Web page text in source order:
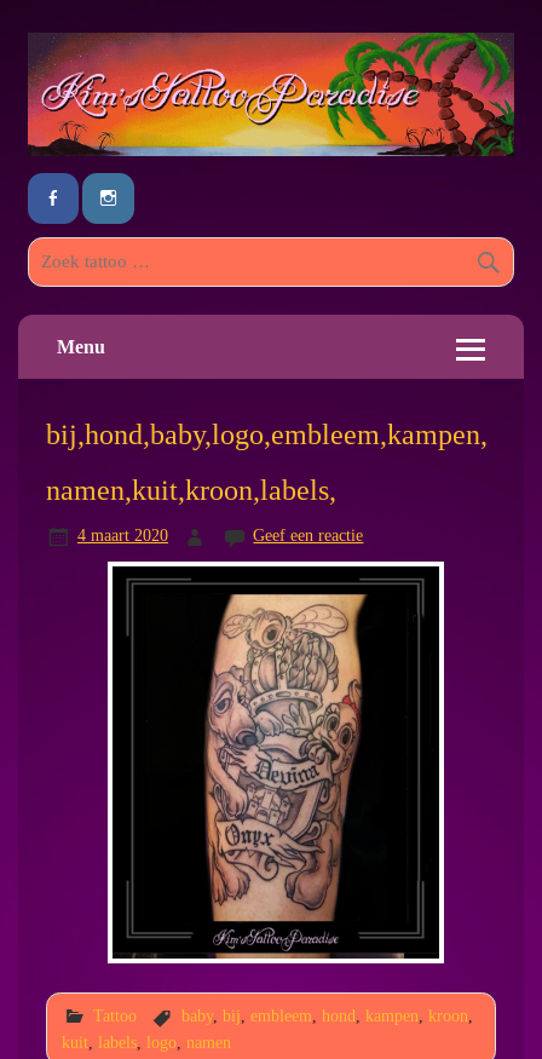
Menu
bij,hond,baby,logo,embleem,kampen,
namen,kuit,kroon,labels,
4 maart 2020 Geef een reactie
Tattoo baby, bij embleem hond kampen kroon
kuit, labels, logo, namen